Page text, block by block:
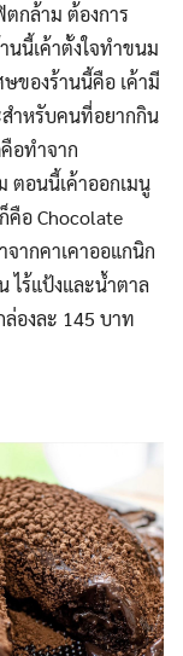
กล้าม ต้องการ
นนี้เค้าตั้งใจทำขนม
ของร้านนี้คือ เค้ามี
สำหรับคนที่อยากกิน
อทำจาก
ตอนนี้เค้าออกเมนู
คือ Chocolate
จากคาเคาออแกนิก
ไร้แป้งและน้ำตาล
ล่องละ 145 บาท